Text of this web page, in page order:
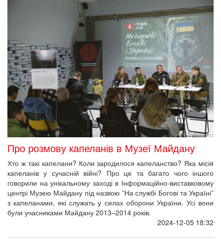
Про розмову капеланів в Музеї Майдану
Хто ж такі капелани? Коли зародилося капеланство? Яка місія
капеланів у сучасній війні? Про це та багато чого іншого
говорили на унікальному заході в Інформаційно-виставковому
центрі Музею Майдану під назвою ”На службі Богові та Україні”
з капеланами, які служать у силах оборони України. Усі вони
були учасниками Майдану 2013–2014 років.
2024-12-05 18:32